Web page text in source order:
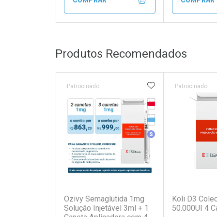
Laboratório
Ativar Desconto
Por Menos
Ativar
Por
Produtos Recomendados
Ozivy Semaglutida 1mg
Solução Injetável 3ml + 1
Tarja Vermelha
Medicamento
Medicamento
Patrocinado ADICIONAR AOS
Koli D3
50.000UI 4
Patrocinado